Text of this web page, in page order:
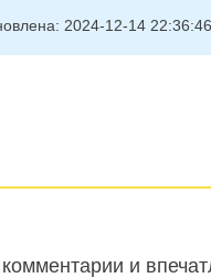
2024-12-14 22:36:46
и